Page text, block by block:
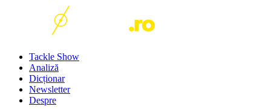
Tackle Show
Analiză
Dicționar
Newsletter
Despre